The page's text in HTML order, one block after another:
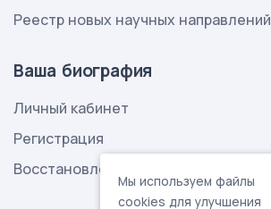
Реестр новых научных направлений
Ваша биография
Личный кабинет
Регистрация
Восстановление пароля
Мы используем файлы
cookies для улучшения